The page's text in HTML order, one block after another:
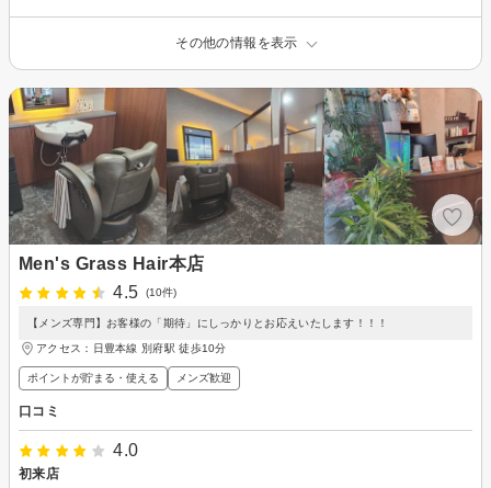
その他の情報を表示
Men's Grass Hair本店
4.5
(10件)
【メンズ専門】お客様の「期待」にしっかりとお応えいたします！！！
アクセス：日豊本線 別府駅 徒歩10分
ポイントが貯まる・使える メンズ歓迎
口コミ
4.0
初来店